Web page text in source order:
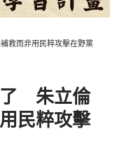
救而非用民粹攻擊在野黨
了 朱立倫
民粹攻擊